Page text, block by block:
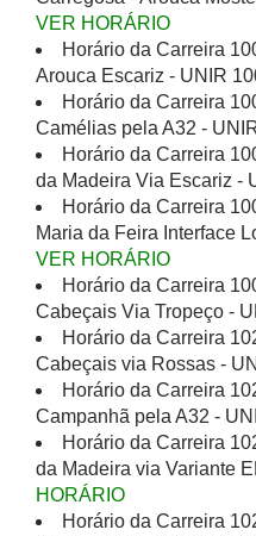
VER HORÁRIO
Horário da Carreira
Arouca Escariz - UNIR
Horário da Carreira
Camélias pela A32 -
Horário da Carreira
da Madeira Via Escariz -
Horário da Carreira
Maria da Feira Interface
VER HORÁRIO
Horário da Carreira
Cabeçais Via Tropeço -
Horário da Carreira
Cabeçais via Rossas -
Horário da Carreira
Campanhã pela A32 -
Horário da Carreira
da Madeira via Variante
HORÁRIO
Horário da Carreira